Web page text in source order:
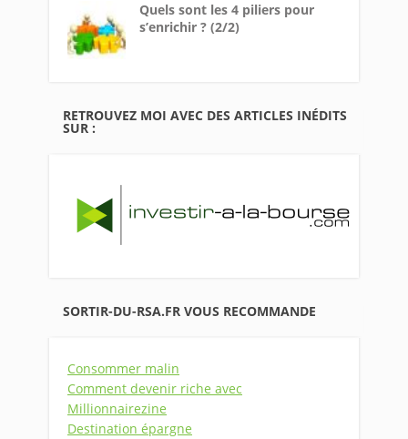
Quels sont les 4 piliers pour
s’enrichir ? (2/2)
RETROUVEZ MOI AVEC DES ARTICLES INÉDITS
SUR :
SORTIR-DU-RSA.FR VOUS RECOMMANDE
Consommer malin
Comment devenir riche avec
Millionnairezine
Destination épargne